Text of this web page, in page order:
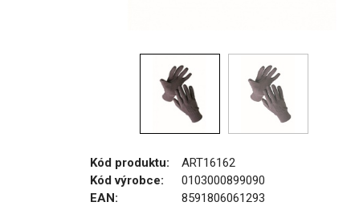
Kód produktu:
ART16162
Kód výrobce:
0103000899090
EAN:
8591806061293